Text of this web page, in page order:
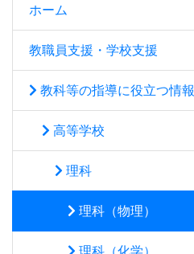
ホーム
教職員支援・学校支援
教科等の指導に役立つ情報
高等学校
理科
理科（物理）
理科（化学）